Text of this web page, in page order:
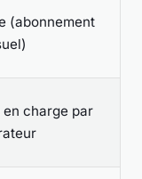
(abonnement
en charge par